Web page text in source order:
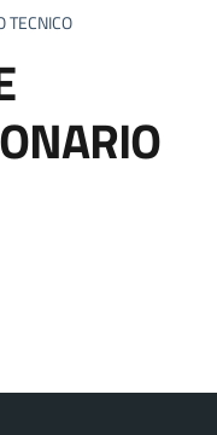
TECNICO